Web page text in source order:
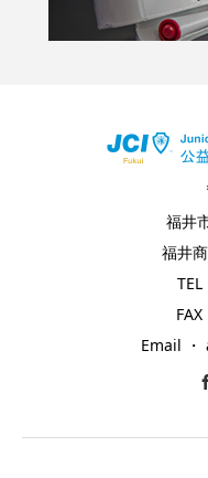
福井
福井
Email